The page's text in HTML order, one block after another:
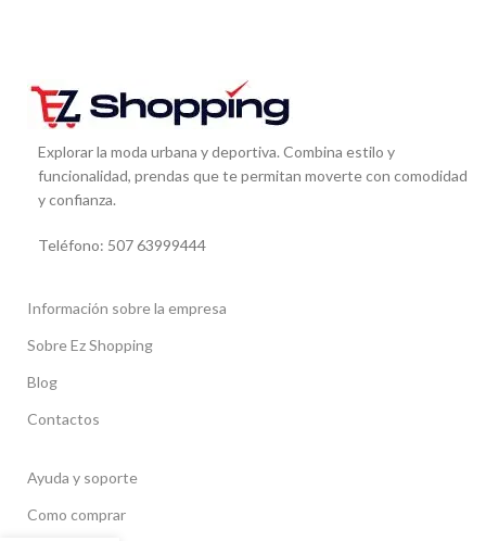
Explorar la moda urbana y deportiva. Combina estilo y
funcionalidad, prendas que te permitan moverte con comodidad
y confianza.
Teléfono: 507 63999444
Información sobre la empresa
Sobre Ez Shopping
Blog
Contactos
Ayuda y soporte
Como comprar